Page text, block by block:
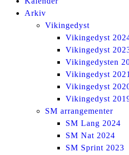
Arkiv
Vikingedyst
Vikingedyst
Vikingedyst
Vikingedysten
Vikingedyst 2021
Vikingedyst
Vikingedyst
SM arrangementer
SM Lang 2024
SM Nat 2024
SM Sprint 2023